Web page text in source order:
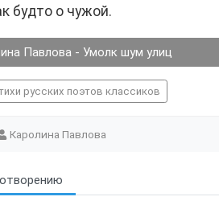
будто о чужой.
Павлова - Умолк шум улиц
русских поэтов классиков
Каролина Павлова